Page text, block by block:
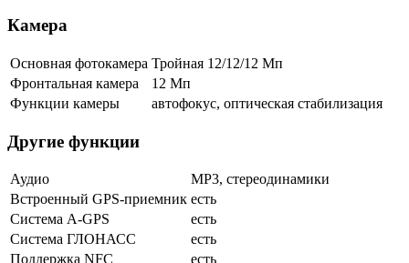
Камера
Основная фотокамера Тройная 12/12/12 Мп
Фронтальная камера
12 Мп
Функции камеры
автофокус, оптическая стабилизация
Другие функции
Аудио
MP3, стереодинамики
Встроенный GPS-приемник есть
Cистема A-GPS
есть
Система ГЛОНАСС
есть
Поддержка NFC
есть